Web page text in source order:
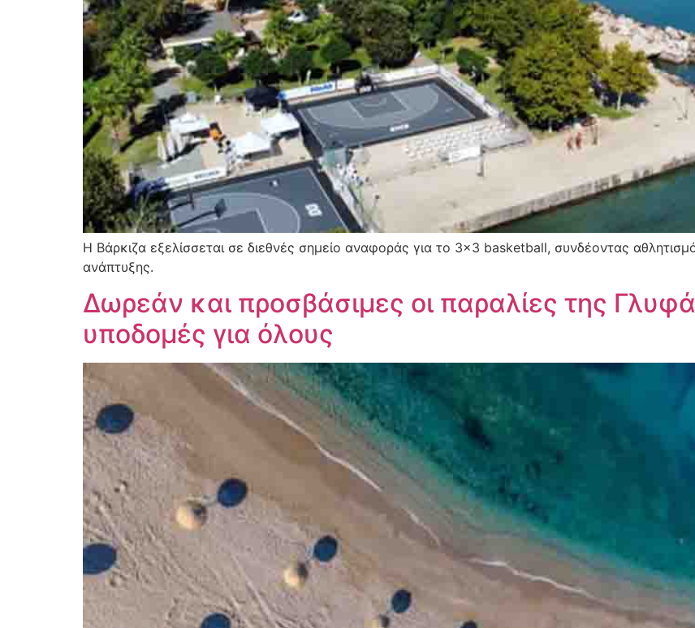
Η Βάρκιζα εξελίσσεται σε διεθνές σημείο αναφοράς για το 3×3 basketball, συνδέοντας
ανάπτυξης.
Δωρεάν και προσβάσιμες οι παραλίες της
υποδομές για όλους